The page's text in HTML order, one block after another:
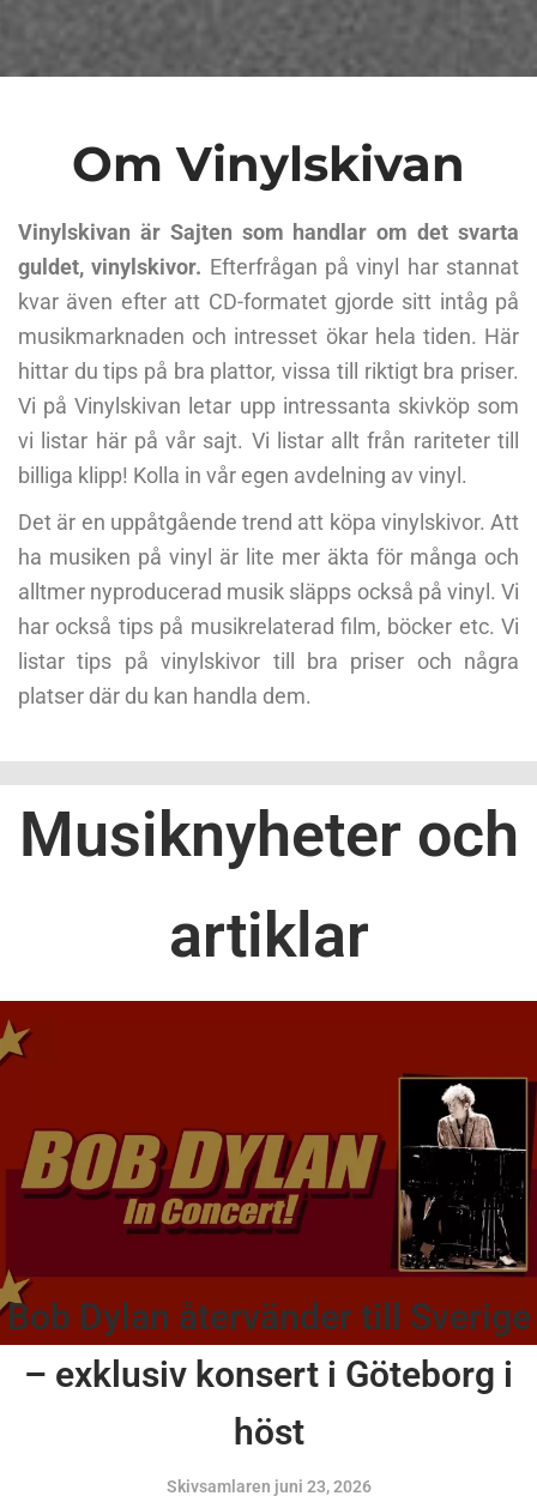
Om Vinylskivan
Vinylskivan är Sajten som handlar om det svarta
guldet, vinylskivor. Efterfrågan på vinyl har stannat
kvar även efter att CD-formatet gjorde sitt intåg på
musikmarknaden och intresset ökar hela tiden. Här
hittar du tips på bra plattor, vissa till riktigt bra priser.
Vi på Vinylskivan letar upp intressanta skivköp som
vi listar här på vår sajt. Vi listar allt från rariteter till
billiga klipp! Kolla in vår egen avdelning av vinyl.
Det är en uppåtgående trend att köpa vinylskivor. Att
ha musiken på vinyl är lite mer äkta för många och
alltmer nyproducerad musik släpps också på vinyl. Vi
har också tips på musikrelaterad film, böcker etc. Vi
listar tips på vinylskivor till bra priser och några
platser där du kan handla dem.
Musiknyheter och
artiklar
Bob Dylan återvänder till Sverige
– exklusiv konsert i Göteborg i
höst
Skivsamlaren juni 23, 2026